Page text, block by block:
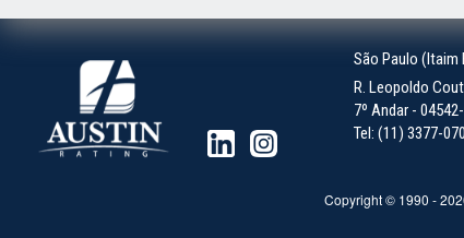
São Paulo (Itaim
R. Leopoldo
7º Andar -
Tel: (11) 3377-
Copyright © 1990 -